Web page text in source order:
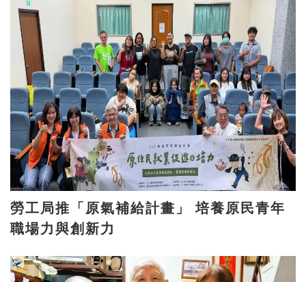
勞工局推「原氣補給計畫」 培養原民青年
職場力與創新力